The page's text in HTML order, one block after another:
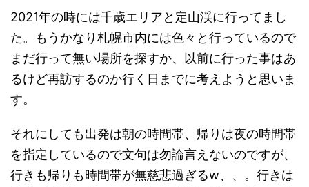
2021年の時には千歳エリアと定山渓に行ってまし
た。もうかなり札幌市内には色々と行っているので
まだ行って無い場所を探すか、以前に行った事はあ
るけど再訪するのか行く日までに考えようと思いま
す。
それにしても出発は朝の時間帯、帰りは夜の時間帯
を指定しているので文句は勿論言えないのですが、
行きも帰りも時間帯が無慈悲過ぎるw、、。行きは